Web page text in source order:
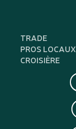
TRADE
PROS LOCAUX
CROISIÈRE